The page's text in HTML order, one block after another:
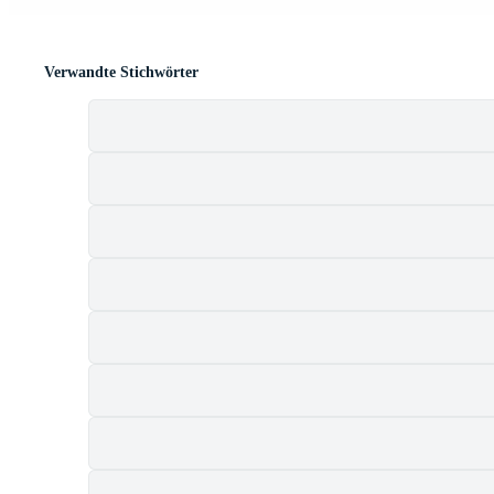
Verwandte Stichwörter